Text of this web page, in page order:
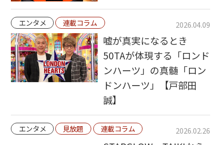
エンタメ 連載コラム 2026.04.09
嘘が真実になるとき
50TAが体現する「ロンド
ンハーツ」の真髄「ロン
ドンハーツ」【戸部田
誠】
エンタメ 見放題 連載コラム 2026.02.26